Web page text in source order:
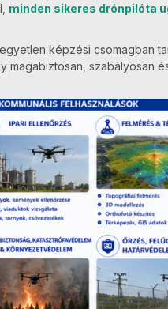
minden sikeres drónpilóta
egyetlen képzési csomagban
magabiztosan, szabályosan